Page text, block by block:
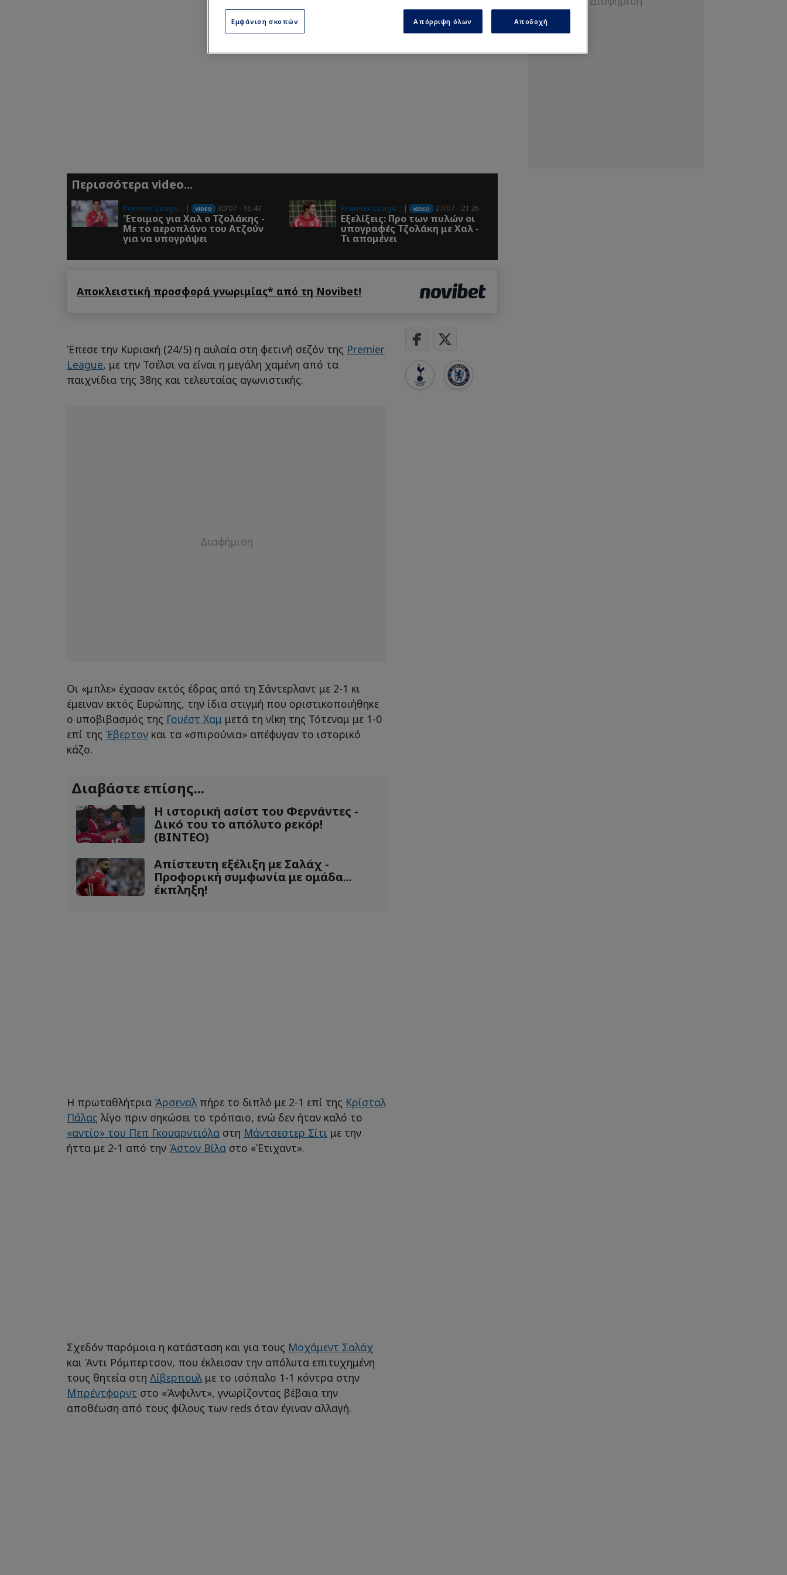
Περισσότερα video...
Premier Leagu... | VIDEO 30/07 - 16:49
Έτοιμος για Χαλ ο Τζολάκης -
Με το αεροπλάνο του Ατζούν
για να υπογράψει
Premier Leagu... | VIDEO 27/07 - 21:26
Εξελίξεις: Προ των πυλών οι
υπογραφές Τζολάκη με Χαλ -
Τι απομένει
Αποκλειστική προσφορά γνωριμίας* από τη Novibet!
Έπεσε την Κυριακή (24/5) η αυλαία στη φετινή σεζόν της Premier
League, με την Τσέλσι να είναι η μεγάλη χαμένη από τα
παιχνίδια της 38ης και τελευταίας αγωνιστικής.
Οι «μπλε» έχασαν εκτός έδρας από τη Σάντερλαντ με 2-1 κι
έμειναν εκτός Ευρώπης, την ίδια στιγμή που οριστικοποιήθηκε
ο υποβιβασμός της Γουέστ Χαμ μετά τη νίκη της Τότεναμ με 1-0
επί της Έβερτον και τα «σπιρούνια» απέφυγαν το ιστορικό
κάζο.
Διαβάστε επίσης...
Η ιστορική ασίστ του Φερνάντες -
Δικό του το απόλυτο ρεκόρ!
(ΒΙΝΤΕΟ)
Απίστευτη εξέλιξη με Σαλάχ -
Προφορική συμφωνία με ομάδα...
έκπληξη!
Η πρωταθλήτρια Άρσεναλ πήρε το διπλό με 2-1 επί της Κρίσταλ
Πάλας λίγο πριν σηκώσει το τρόπαιο, ενώ δεν ήταν καλό το
«αντίο» του Πεπ Γκουαρντιόλα στη Μάντσεστερ Σίτι με την
ήττα με 2-1 από την Άστον Βίλα στο «Έτιχαντ».
Σχεδόν παρόμοια η κατάσταση και για τους Μοχάμεντ Σαλάχ
και Άντι Ρόμπερτσον, που έκλεισαν την απόλυτα επιτυχημένη
τους θητεία στη Λίβερπουλ με το ισόπαλο 1-1 κόντρα στην
Μπρέντφορντ στο «Άνφιλντ», γνωρίζοντας βέβαια την
αποθέωση από τους φίλους των reds όταν έγιναν αλλαγή.
Εμφάνιση σκοπών Απόρριψη όλων Αποδοχή